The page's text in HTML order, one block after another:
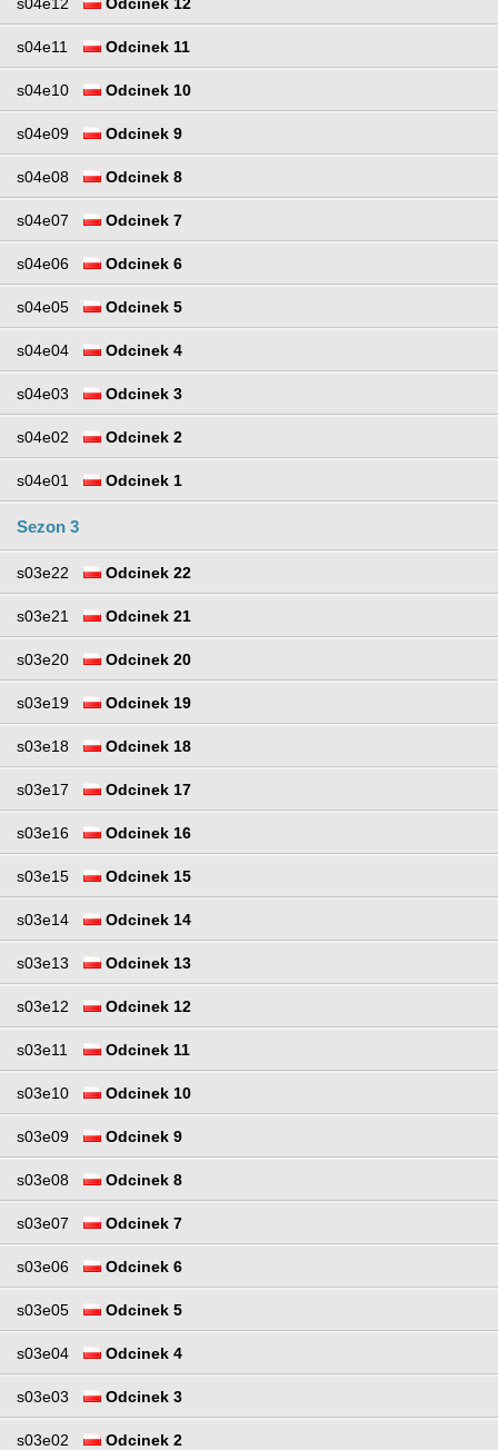
s04e11 Odcinek 11
s04e10 Odcinek 10
s04e09 Odcinek 9
s04e08 Odcinek 8
s04e07 Odcinek 7
s04e06 Odcinek 6
s04e05 Odcinek 5
s04e04 Odcinek 4
s04e03 Odcinek 3
s04e02 Odcinek 2
s04e01 Odcinek 1
Sezon 3
s03e22 Odcinek 22
s03e21 Odcinek 21
s03e20 Odcinek 20
s03e19 Odcinek 19
s03e18 Odcinek 18
s03e17 Odcinek 17
s03e16 Odcinek 16
s03e15 Odcinek 15
s03e14 Odcinek 14
s03e13 Odcinek 13
s03e12 Odcinek 12
s03e11 Odcinek 11
s03e10 Odcinek 10
s03e09 Odcinek 9
s03e08 Odcinek 8
s03e07 Odcinek 7
s03e06 Odcinek 6
s03e05 Odcinek 5
s03e04 Odcinek 4
s03e03 Odcinek 3
s03e02 Odcinek 2